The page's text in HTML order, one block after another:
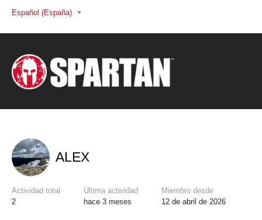
Español (España)
ALEX
Actividad total
2
Última actividad
hace 3 meses
Miembro desde
12 de abril de 2026